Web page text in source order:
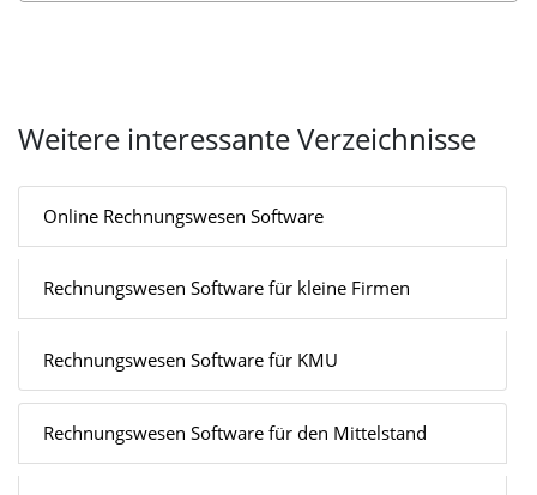
Weitere interessante Verzeichnisse
Online Rechnungswesen Software
Rechnungswesen Software für kleine Firmen
Rechnungswesen Software für KMU
Rechnungswesen Software für den Mittelstand